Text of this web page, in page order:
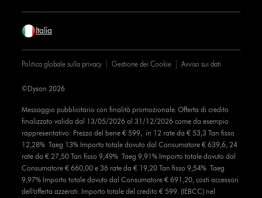
Italia
Politica globale sulla privacy Gestione dei Cookie Avviso sui dati
Messaggio pubblicitario con finalità promozionale. Offerta di credito
finalizzato valida dal 13/05/2026 al 31/12/2026 come da esempio
rappresentativo: Prezzo del bene € 599, in 12 rate da € 53,3 Tan fisso
12,28% Taeg 13% Importo totale dovuto dal Consumatore € 639,6, 24
rate da € 27,50 Tan fisso 9,49% Taeg 9,91% Importo totale dovuto dal
Consumatore € 660,00 e 36 rate da € 19,20 Tan fisso 9,54% Taeg
9,97% Importo totale dovuto dal Consumatore € 691,20, costi accessori
dell’offerta azzerati. Importo totale del credito € 599. (IEBCC) nel
©Dyson 2026